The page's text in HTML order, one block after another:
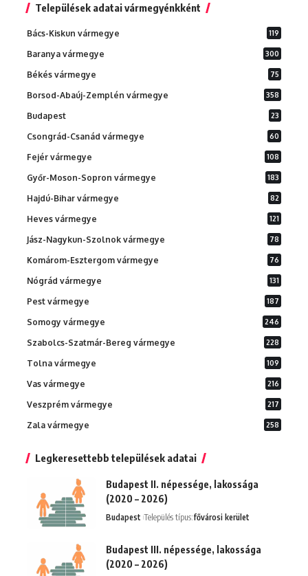
Települések adatai vármegyénkként
Bács-Kiskun vármegye 119
Baranya vármegye 300
Békés vármegye 75
Borsod-Abaúj-Zemplén vármegye 358
Budapest 23
Csongrád-Csanád vármegye 60
Fejér vármegye 108
Győr-Moson-Sopron vármegye 183
Hajdú-Bihar vármegye 82
Heves vármegye 121
Jász-Nagykun-Szolnok vármegye 78
Komárom-Esztergom vármegye 76
Nógrád vármegye 131
Pest vármegye 187
Somogy vármegye 246
Szabolcs-Szatmár-Bereg vármegye 228
Tolna vármegye 109
Vas vármegye 216
Veszprém vármegye 217
Zala vármegye 258
Legkeresettebb települések adatai
Budapest II. népessége, lakossága
(2020 – 2026)
Budapest Település típus:fővárosi kerület
Budapest III. népessége, lakossága
(2020 – 2026)